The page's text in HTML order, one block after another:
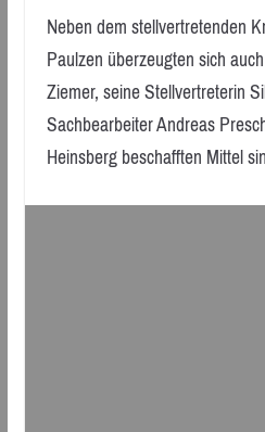
Neben dem stellvertretenden
Paulzen überzeugten sich
Ziemer, seine Stellvertreterin
Sachbearbeiter Andreas
Heinsberg beschafften Mittel